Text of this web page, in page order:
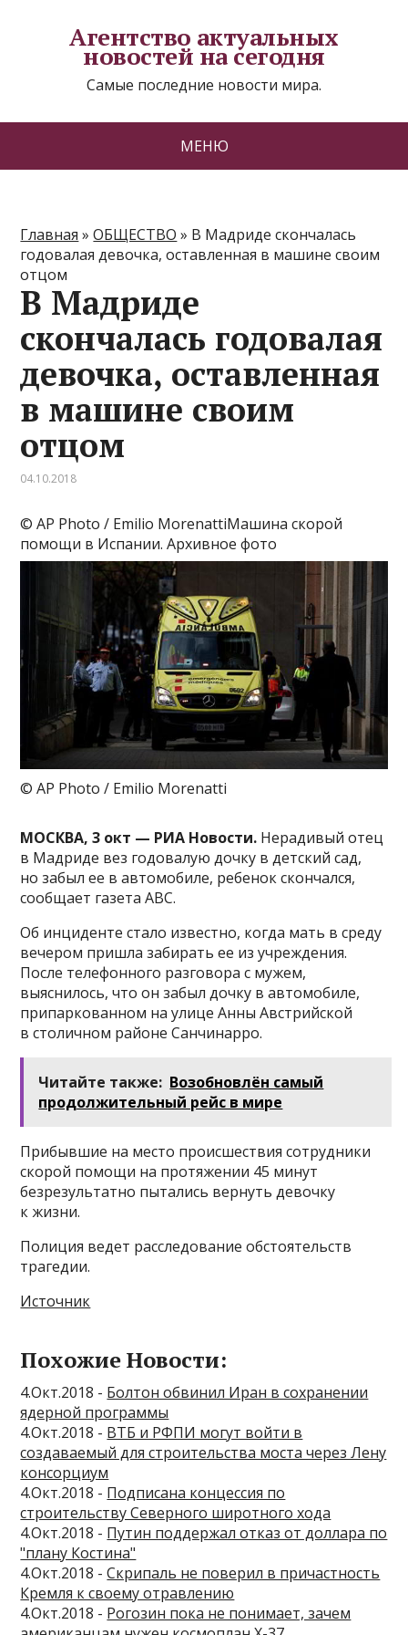
Агентство актуальных
новостей на сегодня
Самые последние новости мира.
МЕНЮ
Главная »ОБЩЕСТВО » В Мадриде скончалась
годовалая девочка, оставленная в машине своим
отцом
В Мадриде
скончалась годовалая
девочка, оставленная
в машине своим
отцом
04.10.2018
© AP Photo / Emilio MorenattiМашина скорой
помощи в Испании. Архивное фото
© AP Photo / Emilio Morenatti
МОСКВА, 3 окт — РИА Новости. Нерадивый отец
в Мадриде вез годовалую дочку в детский сад,
но забыл ее в автомобиле, ребенок скончался,
сообщает газета АВС.
Об инциденте стало известно, когда мать в среду
вечером пришла забирать ее из учреждения.
После телефонного разговора с мужем,
выяснилось, что он забыл дочку в автомобиле,
припаркованном на улице Анны Австрийской
в столичном районе Санчинарро.
Читайте также: Возобновлён самый
продолжительный рейс в мире
Прибывшие на место происшествия сотрудники
скорой помощи на протяжении 45 минут
безрезультатно пытались вернуть девочку
к жизни.
Полиция ведет расследование обстоятельств
трагедии.
Источник
Похожие Новости:
4.Окт.2018 - Болтон обвинил Иран в сохранении
ядерной программы
4.Окт.2018 - ВТБ и РФПИ могут войти в
создаваемый для строительства моста через Лену
консорциум
4.Окт.2018 - Подписана концессия по
строительству Северного широтного хода
4.Окт.2018 - Путин поддержал отказ от доллара по
"плану Костина"
4.Окт.2018 -Скрипаль не поверил в причастность
Кремля к своему отравлению
4.Окт.2018 - Рогозин пока не понимает, зачем